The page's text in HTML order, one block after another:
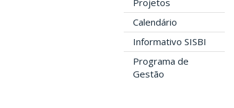
Calendário
Informativo SISBI
Programa de
Gestão